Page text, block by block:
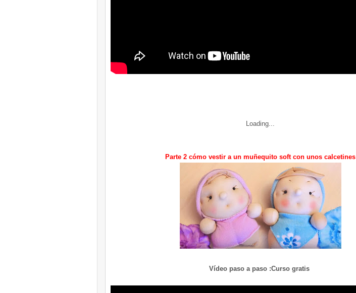
Loading...
Parte 2 cómo vestir a un muñequito soft con unos calcetines
Vídeo paso a paso :Curso gratis